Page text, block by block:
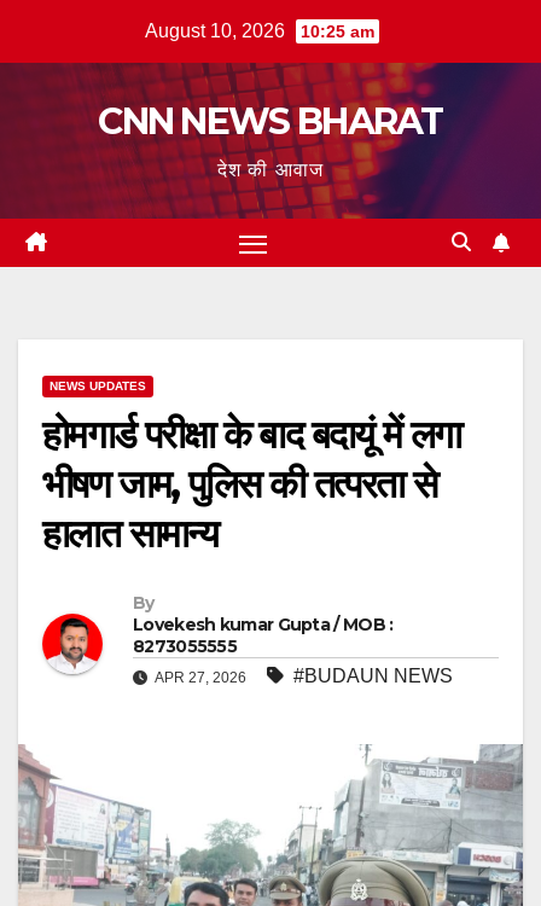
August 10, 2026 10:25 am
CNN NEWS BHARAT
देश की आवाज
NEWS UPDATES
होमगार्ड परीक्षा के बाद बदायूं में लगा
भीषण जाम, पुलिस की तत्परता से
हालात सामान्य
By
Lovekesh kumar Gupta / MOB :
8273055555
APR 27, 2026 #BUDAUN NEWS